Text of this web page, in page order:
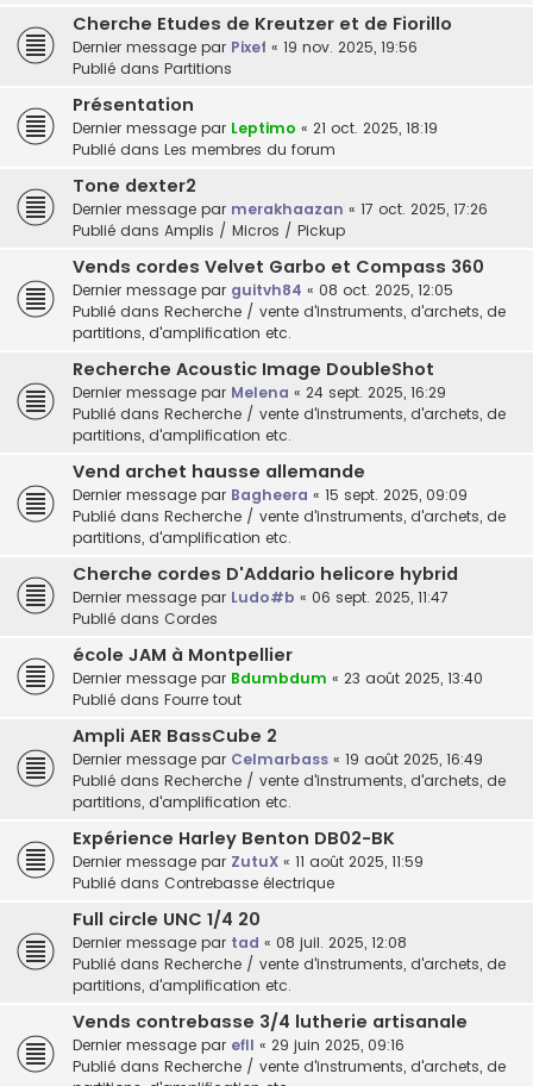
Cherche Etudes de Kreutzer et de Fiorillo
Dernier message par Pixef « 19 nov. 2025, 19:56
Publié dans Partitions
Présentation
Dernier message par Leptimo « 21 oct. 2025, 18:19
Publié dans Les membres du forum
Tone dexter2
Dernier message par merakhaazan « 17 oct. 2025, 17:26
Publié dans Amplis / Micros / Pickup
Vends cordes Velvet Garbo et Compass 360
Dernier message par guitvh84 « 08 oct. 2025, 12:05
Publié dans Recherche / vente d'instruments, d'archets, de
partitions, d'amplification etc.
Recherche Acoustic Image DoubleShot
Dernier message par Melena « 24 sept. 2025, 16:29
Publié dans Recherche / vente d'instruments, d'archets, de
partitions, d'amplification etc.
Vend archet hausse allemande
Dernier message par Bagheera « 15 sept. 2025, 09:09
Publié dans Recherche / vente d'instruments, d'archets, de
partitions, d'amplification etc.
Cherche cordes D'Addario helicore hybrid
Dernier message par Ludo#b « 06 sept. 2025, 11:47
Publié dans Cordes
école JAM à Montpellier
Dernier message par Bdumbdum « 23 août 2025, 13:40
Publié dans Fourre tout
Ampli AER BassCube 2
Dernier message par Celmarbass « 19 août 2025, 16:49
Publié dans Recherche / vente d'instruments, d'archets, de
partitions, d'amplification etc.
Expérience Harley Benton DB02-BK
Dernier message par ZutuX « 11 août 2025, 11:59
Publié dans Contrebasse électrique
Full circle UNC 1/4 20
Dernier message par tad « 08 juil. 2025, 12:08
Publié dans Recherche / vente d'instruments, d'archets, de
partitions, d'amplification etc.
Vends contrebasse 3/4 lutherie artisanale
Dernier message par efll « 29 juin 2025, 09:16
Publié dans Recherche / vente d'instruments, d'archets, de